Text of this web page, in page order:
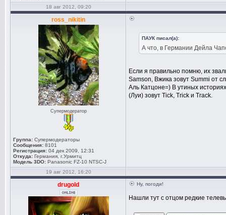
18 авг 2012, 09:20
ross_nikitin
Супермодератор
Группа: Супермодераторы
Сообщения: 8101
Регистрация: 04 дек 2009, 12:31
Откуда: Германия, г.Урмитц
Модель 3DO: Panasonic FZ-10 NTSC-J
ПАУК писал(а):
А что, в Германии Дейла
Если я правильно помню, их
Samson, Вжика зовут Summi от
Аль Катцоне=) В утиных
(Луи) зовут Tick, Trick и Track.
19 авг 2012, 16:20
drugold Ну, погоди!
Нашли тут с отцом редкие